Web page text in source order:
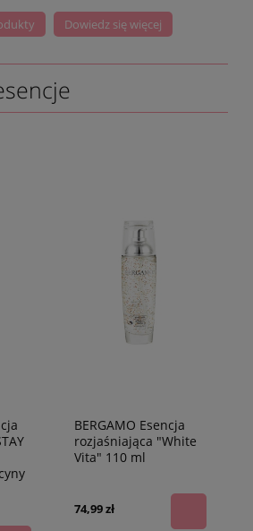
Dowiedz się więcej
BERGAMO Esencja
rozjaśniająca "White
Vita" 110 ml
74,99 zł